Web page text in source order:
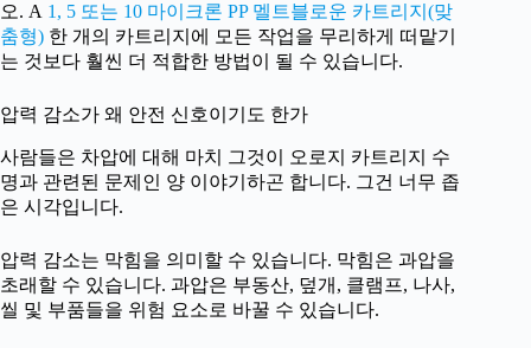
오. A 1, 5 또는 10 마이크론 PP 멜트블로운 카트리지(맞
춤형) 한 개의 카트리지에 모든 작업을 무리하게 떠맡기
는 것보다 훨씬 더 적합한 방법이 될 수 있습니다.
압력 감소가 왜 안전 신호이기도 한가
사람들은 차압에 대해 마치 그것이 오로지 카트리지 수
명과 관련된 문제인 양 이야기하곤 합니다. 그건 너무 좁
은 시각입니다.
압력 감소는 막힘을 의미할 수 있습니다. 막힘은 과압을
초래할 수 있습니다. 과압은 부동산, 덮개, 클램프, 나사,
씰 및 부품들을 위험 요소로 바꿀 수 있습니다.